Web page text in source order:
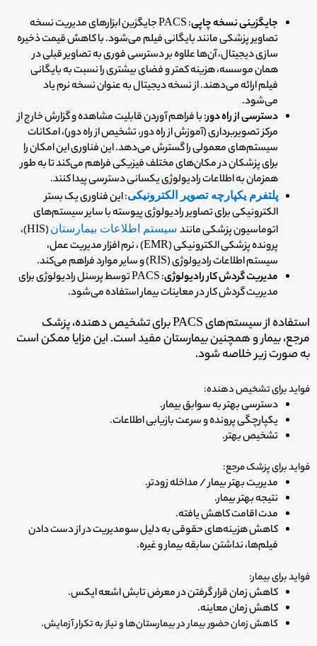
جایگزینی نسخه چاپی
: PACS جایگزین ابزارهای مدیریت نسخه
تصاویر پزشکی مانند بایگانی فیلم می‌شود. با کاهش قیمت ذخیره
سازی دیجیتال، آن‌ها علاوه بر دسترسی فوری به تصاویر قبلی در
همان موسسه، هزینه کمتر و فضای بیشتری را نسبت به بایگانی
فیلم ارائه می‌دهند. از نسخه دیجیتال به عنوان نسخه نرم یاد
می‌شود.
دسترسی از راه دور: با فراهم آوردن قابلیت مشاهده و گزارش خارج از
مرکز تصویربرداری (آموزش از راه دور، تشخیص از راه دور)، امکانات
سیستم‌های معمولی را گسترش می‌دهد. این فناوری این امکان را
برای پزشکان در مکان‌های مختلف فیزیکی فراهم می‌کند تا به طور
همزمان به اطلاعات رادیولوژی یکسانی دسترسی پیدا کنند.
پلتفرم یکپارچه تصویر الکترونیکی: این فناوری یک بستر
الکترونیکی برای تصاویر رادیولوژی پیوسته با سایر سیستم‌های
اتوماسیون پزشکی مانند سیستم اطلاعات بیمارستان
(HIS)،
پرونده پزشکی الکترونیکی (EMR) ، نرم افزار مدیریت عمل،
سیستم اطلاعات رادیولوژی (RIS) و سایر موارد فراهم می‌کند.
مدیریت گردش کار رادیولوژی
: PACS توسط پرسنل رادیولوژی برای
مدیریت گردش کار در معاینات بیمار استفاده می‌شود.
استفاده از سیستم‌های PACS برای تشخیص دهنده، پزشک
مرجع، بیمار و همچنین بیمارستان مفید است. این مزایا ممکن است
به صورت زیر خلاصه شود.
فواید برای تشخیص دهنده:
دسترسی بهتر به سوابق بیمار.
یکپارچگی پرونده و سرعت بازیابی اطلاعات.
تشخیص بهتر.
فواید برای پزشک مرجع:
مدیریت بهتر بیمار / مداخله زودتر.
نتیجه بهتر بیمار.
مدت اقامت کاهش یافته.
کاهش هزینه‌های حقوقی به دلیل سومدیریت در از دست دادن
فیلم‌ها، نداشتن سابقه بیمار و غیره.
فواید برای بیمار:
کاهش زمان قرار گرفتن در معرض تابش اشعه ایکس.
کاهش زمان معاینه.
کاهش زمان حضور بیمار در بیمارستان‌ها و نیاز به تکرار آزمایش.